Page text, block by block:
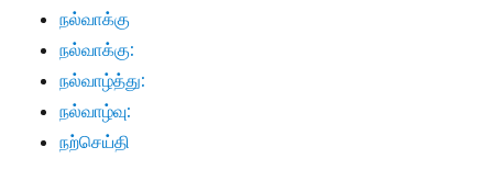
நல்வாக்கு
நல்வாக்கு:
நல்வாழ்த்து:
நல்வாழ்வு:
நற்செய்தி